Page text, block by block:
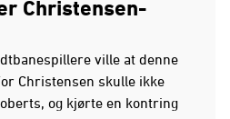
Christensen-
ville at denne
Christensen skulle ikke
og kjørte en kontring